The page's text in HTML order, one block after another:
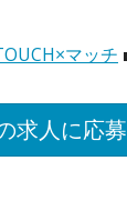
マッチ
求人に応募